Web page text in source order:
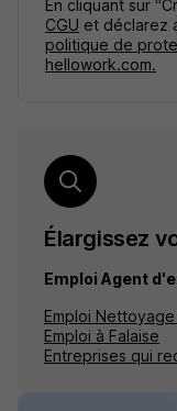
En cliquant sur
CGU et déclarez
politique de
hellowork.com.
Élargissez
Emploi Agent
Emploi Nettoyage
Emploi à Falaise
Entreprises qui